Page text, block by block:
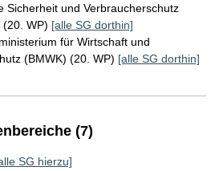
Sicherheit und Verbraucherschutz
(20. WP) [alle SG dorthin]
für Wirtschaft und
(BMWK) (20. WP) [alle SG dorthin]
(7)
SG hierzu]